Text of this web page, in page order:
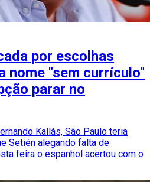
por escolhas
nome "sem currículo"
parar no
Kallás, São Paulo teria
Setién alegando falta de
feira o espanhol acertou com o